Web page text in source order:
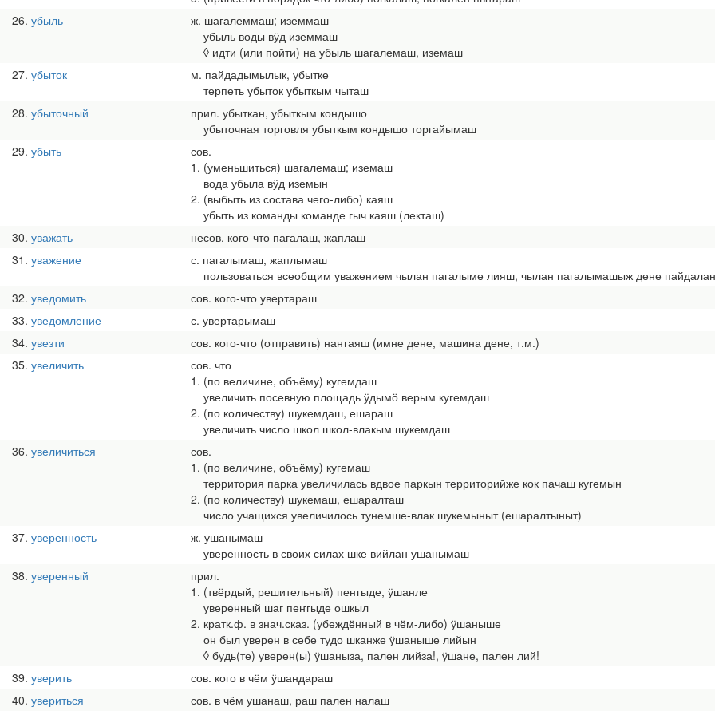
26 убыль
ж. шагалеммаш; иземмаш
убыль воды вӱд иземмаш
◊ идти (или пойти) на убыль шагалемаш, иземаш
27 убыток
м. пайдадымылык, убытке
терпеть убыток убыткым чыташ
28 убыточный
прил. убыткан, убыткым кондышо
убыточная торговля убыткым кондышо торгайымаш
29 убыть
сов.
1. (уменьшиться) шагалемаш; иземаш
вода убыла вӱд иземын
2. (выбыть из состава чего-либо) каяш
убыть из команды команде гыч каяш (лекташ)
30 уважать
несов. кого-что пагалаш, жаплаш
31 уважение
с. пагалымаш, жаплымаш
пользоваться всеобщим уважением чылан пагалыме лияш, чылан пагалымашыж дене
32 уведомить
сов. кого-что увертараш
33 уведомление
с. увертарымаш
34 увезти
сов. кого-что (отправить) наҥгаяш (имне дене, машина дене, т.м.)
35 увеличить
сов. что
1. (по величине, объёму) кугемдаш
увеличить посевную площадь ӱдымӧ верым кугемдаш
2. (по количеству) шукемдаш, ешараш
увеличить число школ школ-влакым шукемдаш
36 увеличиться
сов.
1. (по величине, объёму) кугемаш
территория парка увеличилась вдвое паркын территорийже кок пачаш кугемын
2. (по количеству) шукемаш, ешаралташ
число учащихся увеличилось тунемше-влак шукемыныт (ешаралтыныт)
37 уверенность
ж. ушанымаш
уверенность в своих силах шке вийлан ушанымаш
38 уверенный
прил.
1. (твёрдый, решительный) пеҥгыде, ӱшанле
уверенный шаг пеҥгыде ошкыл
2. кратк.ф. в знач.сказ. (убеждённый в чём-либо) ӱшаныше
он был уверен в себе тудо шканже ӱшаныше лийын
◊ будь(те) уверен(ы) ӱшаныза, пален лийза!, ӱшане, пален лий!
39 уверить
сов. кого в чём ӱшандараш
40 увериться
сов. в чём ушанаш, раш пален налаш